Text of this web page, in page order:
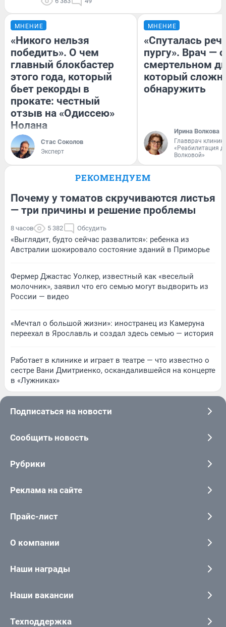
МНЕНИЕ
«Никого нельзя
победить». О чем
главный блокбастер
этого года, который
бьет рекорды в
прокате: честный
отзыв на «Одиссею»
Нолана
Стас Соколов
Эксперт
МНЕНИЕ
«Спуталась
пургу». Врач — о
смертельном
который
обнаружить
Ирина Волкова
Главврач
«Реабилитация
Волковой»
РЕКОМЕНДУЕМ
Почему у томатов скручиваются листья
— три причины и решение проблемы
8 часов 5 382 Обсудить
«Выглядит, будто сейчас развалится»: ребенка из
Австралии шокировало состояние зданий в Приморье
Фермер Джастас Уолкер, известный как «веселый
молочник», заявил что его семью могут выдворить из
России — видео
«Мечтал о большой жизни»: иностранец из Камеруна
переехал в Ярославль и создал здесь семью — история
Работает в клинике и играет в театре — что известно о
сестре Вани Дмитриенко, оскандалившейся на концерте
в «Лужниках»
Подписаться на новости
Сообщить новость
Рубрики
Реклама на сайте
Прайс-лист
О компании
Наши награды
Наши вакансии
Техподдержка